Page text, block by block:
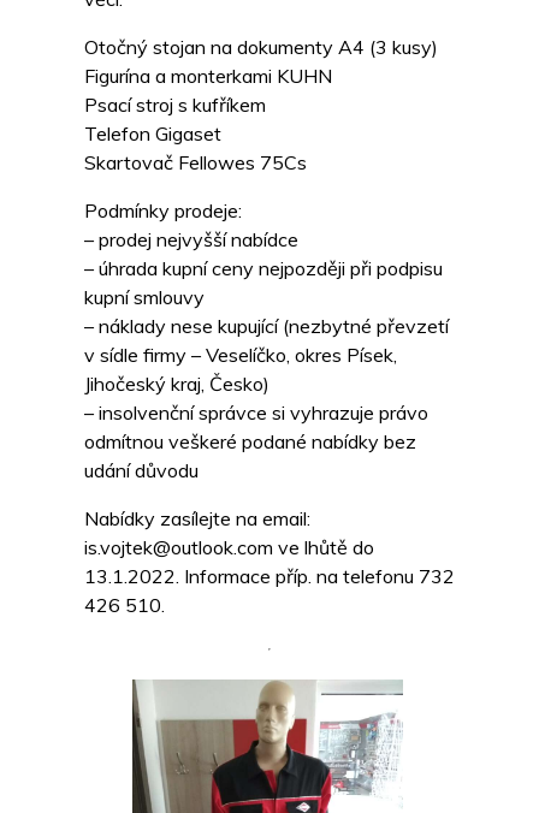
Otočný stojan na dokumenty A4 (3 kusy)
Figurína a monterkami KUHN
Psací stroj s kufříkem
Telefon Gigaset
Skartovač Fellowes 75Cs
Podmínky prodeje:
– prodej nejvyšší nabídce
– úhrada kupní ceny nejpozději při podpisu
kupní smlouvy
– náklady nese kupující (nezbytné převzetí
v sídle firmy – Veselíčko, okres Písek,
Jihočeský kraj, Česko)
– insolvenční správce si vyhrazuje právo
odmítnou veškeré podané nabídky bez
udání důvodu
Nabídky zasílejte na email:
is.vojtek@outlook.com ve lhůtě do
13.1.2022. Informace příp. na telefonu 732
426 510.